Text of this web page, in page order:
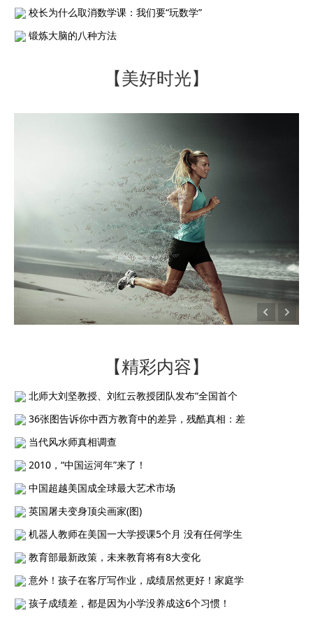
校长为什么取消数学课：我们要“玩数学”
锻炼大脑的八种方法
【美好时光】
【精彩内容】
北师大刘坚教授、刘红云教授团队发布“全国首个
36张图告诉你中西方教育中的差异，残酷真相：差
当代风水师真相调查
2010，“中国运河年”来了！
中国超越美国成全球最大艺术市场
英国屠夫变身顶尖画家(图)
机器人教师在美国一大学授课5个月 没有任何学生
教育部最新政策，未来教育将有8大变化
意外！孩子在客厅写作业，成绩居然更好！家庭学
孩子成绩差，都是因为小学没养成这6个习惯！